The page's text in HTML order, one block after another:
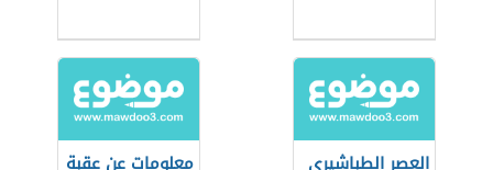
العصر الطباشيري
معلومات عن عقبة